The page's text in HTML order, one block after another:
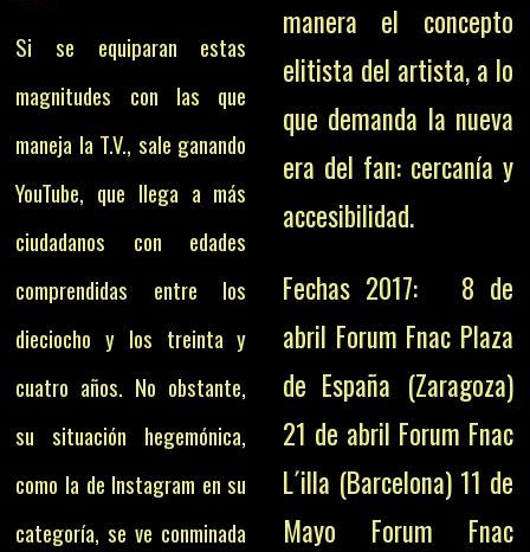
Si se equiparan estas
magnitudes con las que
maneja la T.V., sale ganando
YouTube, que llega a más
ciudadanos con edades
comprendidas entre los
dieciocho y los treinta y
cuatro años. No obstante,
su situación hegemónica,
como la de Instagram en su
categoría, se ve conminada
manera el concepto
elitista del artista, a lo
que demanda la nueva
era del fan: cercanía y
accesibilidad.
Fechas 2017: 8 de
abril Forum Fnac Plaza
de España (Zaragoza)
21 de abril Forum Fnac
L´illa (Barcelona) 11 de
Mayo Forum Fnac